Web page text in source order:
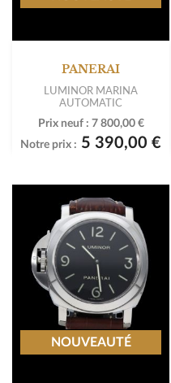
PANERAI
LUMINOR MARINA
AUTOMATIC
Prix neuf : 7 800,00 €
Notre prix : 5 390,00 €
NOUVEAUTÉ